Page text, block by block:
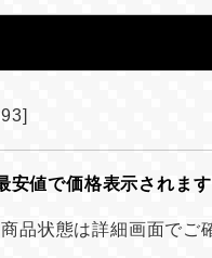
安値で価格表示されます
品状態は詳細画面でご